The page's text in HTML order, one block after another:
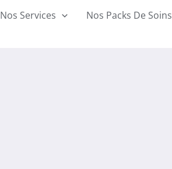
Nos Services Nos Packs De Soins